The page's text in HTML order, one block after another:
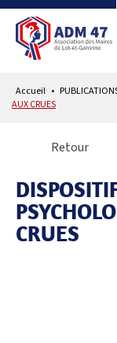
Accueil
AUX CRUES
Retour
CRUES